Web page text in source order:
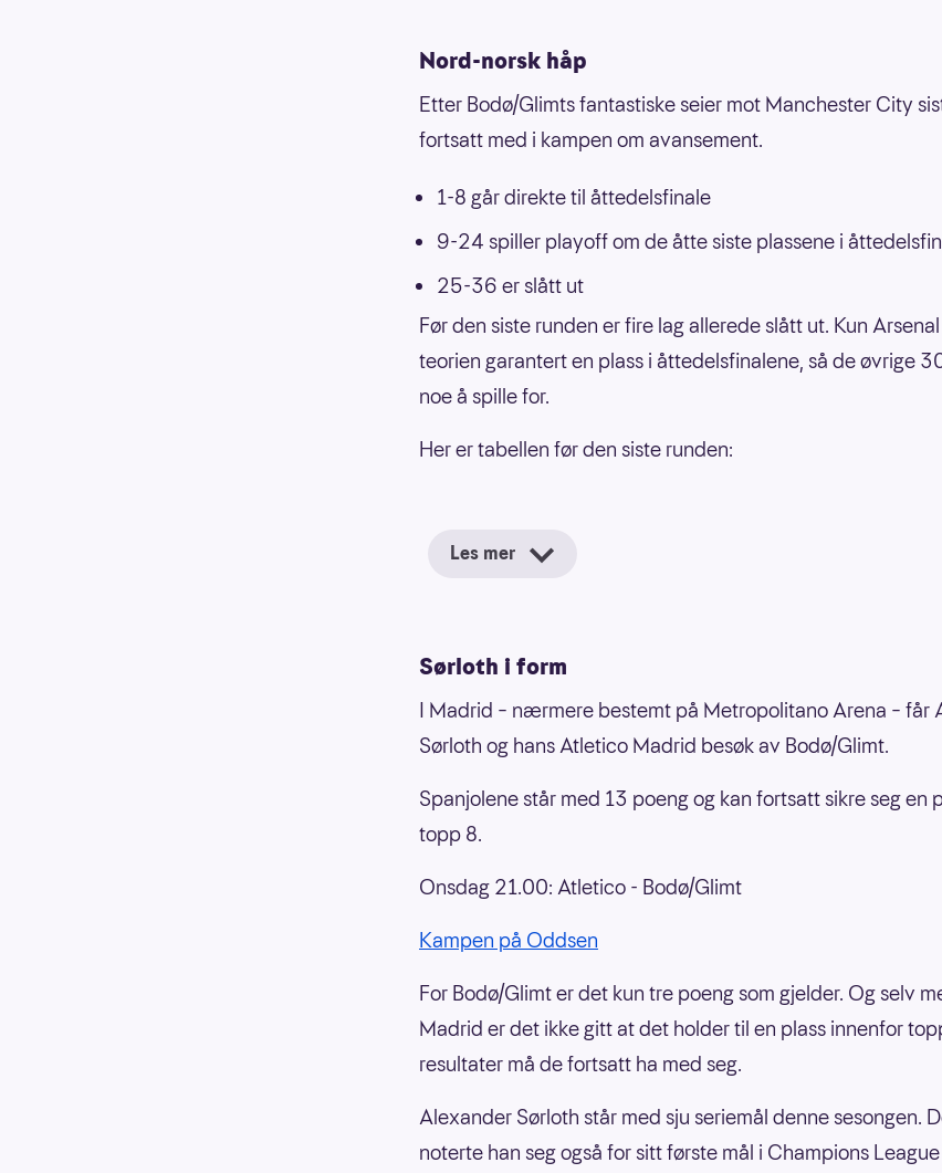
Nord-norsk håp
Etter Bodø/Glimts fantastiske seier mot Manchester City
fortsatt med i kampen om avansement.
1-8 går direkte til åttedelsfinale
9-24 spiller playoff om de åtte siste plassene i
25-36 er slått ut
Før den siste runden er fire lag allerede slått ut. Kun
teorien garantert en plass i åttedelsfinalene, så de øvrige
noe å spille for.
Her er tabellen før den siste runden:
Les mer
Sørloth i form
I Madrid – nærmere bestemt på Metropolitano Arena – får
Sørloth og hans Atletico Madrid besøk av Bodø/Glimt.
Spanjolene står med 13 poeng og kan fortsatt sikre seg en
topp 8.
Onsdag 21.00: Atletico - Bodø/Glimt
Kampen på Oddsen
For Bodø/Glimt er det kun tre poeng som gjelder. Og selv
Madrid er det ikke gitt at det holder til en plass innenfor
resultater må de fortsatt ha med seg.
Alexander Sørloth står med sju seriemål denne sesongen.
noterte han seg også for sitt første mål i Champions